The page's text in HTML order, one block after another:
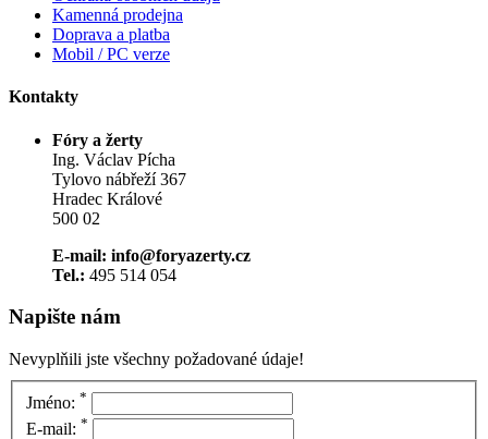
Kamenná prodejna
Doprava a platba
Mobil / PC verze
Kontakty
Fóry a žerty
Ing. Václav Pícha
Tylovo nábřeží 367
Hradec Králové
500 02
E-mail: info@foryazerty.cz
Tel.: 495 514 054
Napište nám
Nevyplňili jste všechny požadované údaje!
Jméno: *
E-mail: *